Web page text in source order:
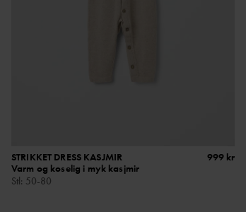
STRIKKET DRESS KASJMIR
Varm og koselig i myk kasjmir
Stl: 50-80
999 kr